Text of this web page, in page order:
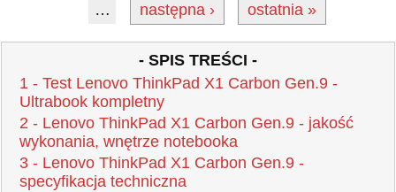
… następna › ostatnia »
- SPIS TREŚCI -
1 - Test Lenovo ThinkPad X1 Carbon Gen.9 -
Ultrabook kompletny
2 - Lenovo ThinkPad X1 Carbon Gen.9 - jakość
wykonania, wnętrze notebooka
3 - Lenovo ThinkPad X1 Carbon Gen.9 -
specyfikacja techniczna